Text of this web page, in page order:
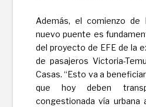
Además, el comienzo de
nuevo puente es
del proyecto de EFE de la
de pasajeros Victoria-
Casas. “Esto va a
que hoy deben
congestionada vía urbana